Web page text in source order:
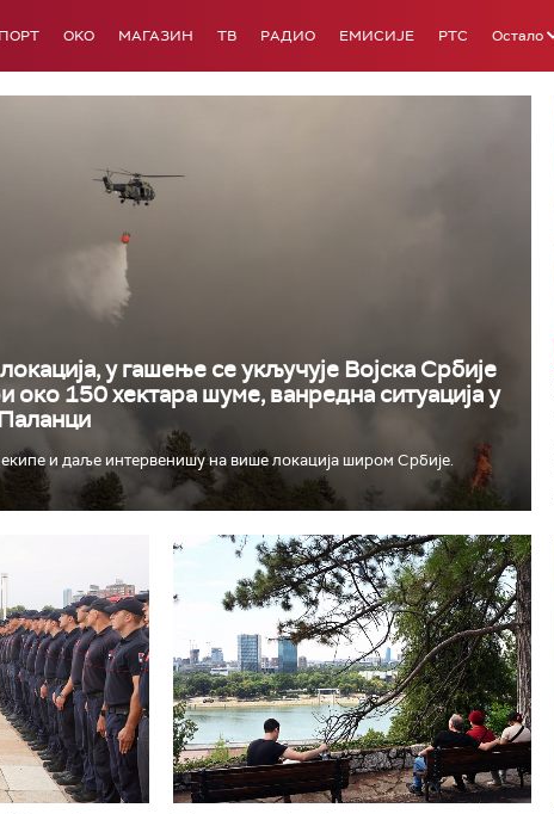
OKO МАГАЗИН ТВ РАДИО ЕМИСИЈЕ РТС Остало
у гашење се укључује Војска Србије
око 150 хектара шуме, ванредна ситуација у
и даље интервенишу на више локација широм Србије.